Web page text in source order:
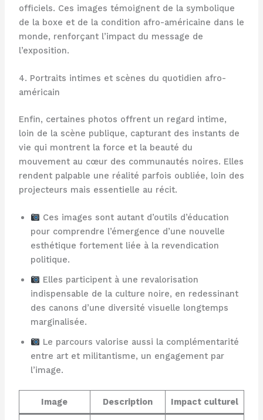
officiels. Ces images témoignent de la symbolique
de la boxe et de la condition afro-américaine dans le
monde, renforçant l’impact du message de
l’exposition.
4. Portraits intimes et scènes du quotidien afro-
américain
Enfin, certaines photos offrent un regard intime,
loin de la scène publique, capturant des instants de
vie qui montrent la force et la beauté du
mouvement au cœur des communautés noires. Elles
rendent palpable une réalité parfois oubliée, loin des
projecteurs mais essentielle au récit.
Ces images sont autant d’outils d’éducation
pour comprendre l’émergence d’une nouvelle
esthétique fortement liée à la revendication
politique.
Elles participent à une revalorisation
indispensable de la culture noire, en redessinant
des canons d’une diversité visuelle longtemps
marginalisée.
Le parcours valorise aussi la complémentarité
entre art et militantisme, un engagement par
l’image.
Image Description Impact culturel